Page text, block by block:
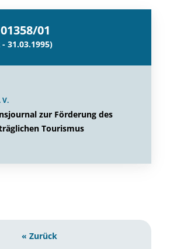
01
31.03.1995)
V.
zur Förderung des
Tourismus
« Zurück